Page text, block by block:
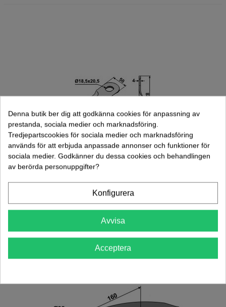
Kniv Slåtterkross 25 St/fp (80-154)
48,00 kr (exkl. moms)
Lägg Till I Varukorgen
Denna butik ber dig att godkänna cookies för anpassning av
prestanda, sociala medier och marknadsföring.
Tredjepartscookies för sociala medier och marknadsföring
används för att erbjuda anpassade annonser och funktioner för
sociala medier. Godkänner du dessa cookies och behandlingen
av berörda personuppgifter?
Konfigurera
Avvisa
Acceptera